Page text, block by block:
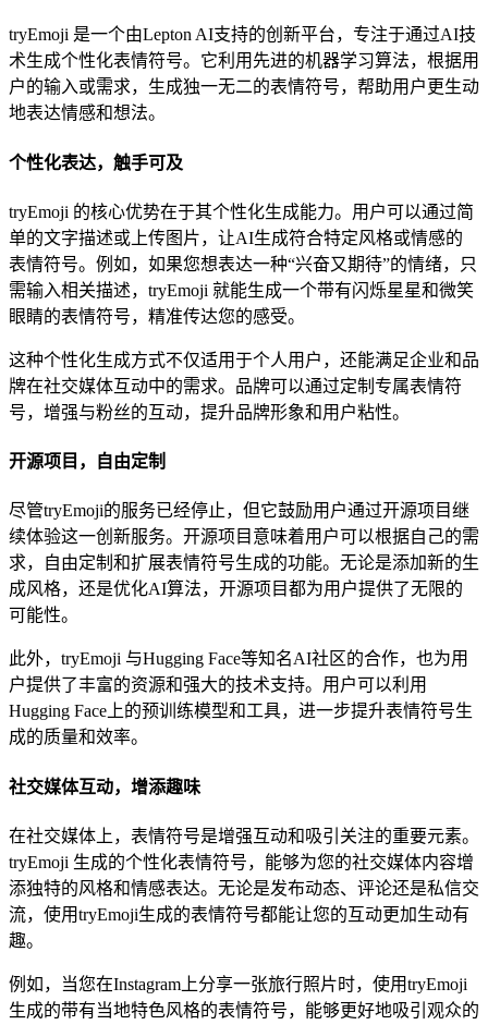
tryEmoji 是一个由Lepton AI支持的创新平台，专注于通过AI技
术生成个性化表情符号。它利用先进的机器学习算法，根据用
户的输入或需求，生成独一无二的表情符号，帮助用户更生动
地表达情感和想法。
个性化表达，触手可及
tryEmoji 的核心优势在于其个性化生成能力。用户可以通过简
单的文字描述或上传图片，让AI生成符合特定风格或情感的
表情符号。例如，如果您想表达一种“兴奋又期待”的情绪，只
需输入相关描述，tryEmoji 就能生成一个带有闪烁星星和微笑
眼睛的表情符号，精准传达您的感受。
这种个性化生成方式不仅适用于个人用户，还能满足企业和品
牌在社交媒体互动中的需求。品牌可以通过定制专属表情符
号，增强与粉丝的互动，提升品牌形象和用户粘性。
开源项目，自由定制
尽管tryEmoji的服务已经停止，但它鼓励用户通过开源项目继
续体验这一创新服务。开源项目意味着用户可以根据自己的需
求，自由定制和扩展表情符号生成的功能。无论是添加新的生
成风格，还是优化AI算法，开源项目都为用户提供了无限的
可能性。
此外，tryEmoji 与Hugging Face等知名AI社区的合作，也为用
户提供了丰富的资源和强大的技术支持。用户可以利用
Hugging Face上的预训练模型和工具，进一步提升表情符号生
成的质量和效率。
社交媒体互动，增添趣味
在社交媒体上，表情符号是增强互动和吸引关注的重要元素。
tryEmoji 生成的个性化表情符号，能够为您的社交媒体内容增
添独特的风格和情感表达。无论是发布动态、评论还是私信交
流，使用tryEmoji生成的表情符号都能让您的互动更加生动有
趣。
例如，当您在Instagram上分享一张旅行照片时，使用tryEmoji
生成的带有当地特色风格的表情符号，能够更好地吸引观众的